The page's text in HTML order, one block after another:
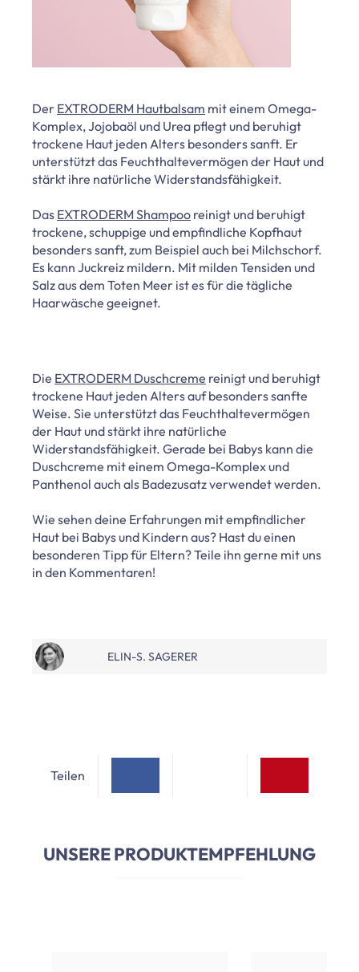
Der EXTRODERM Hautbalsam mit einem Omega-
Komplex, Jojobaöl und Urea pflegt und beruhigt
trockene Haut jeden Alters besonders sanft. Er
unterstützt das Feuchthaltevermögen der Haut und
stärkt ihre natürliche Widerstandsfähigkeit.
Das EXTRODERM Shampoo reinigt und beruhigt
trockene, schuppige und empfindliche Kopfhaut
besonders sanft, zum Beispiel auch bei Milchschorf.
Es kann Juckreiz mildern. Mit milden Tensiden und
Salz aus dem Toten Meer ist es für die tägliche
Haarwäsche geeignet.
Die EXTRODERM Duschcreme reinigt und beruhigt
trockene Haut jeden Alters auf besonders sanfte
Weise. Sie unterstützt das Feuchthaltevermögen
der Haut und stärkt ihre natürliche
Widerstandsfähigkeit. Gerade bei Babys kann die
Duschcreme mit einem Omega-Komplex und
Panthenol auch als Badezusatz verwendet werden.
Wie sehen deine Erfahrungen mit empfindlicher
Haut bei Babys und Kindern aus? Hast du einen
besonderen Tipp für Eltern? Teile ihn gerne mit uns
in den Kommentaren!
ELIN-S. SAGERER
Teilen
UNSERE PRODUKTEMPFEHLUNG